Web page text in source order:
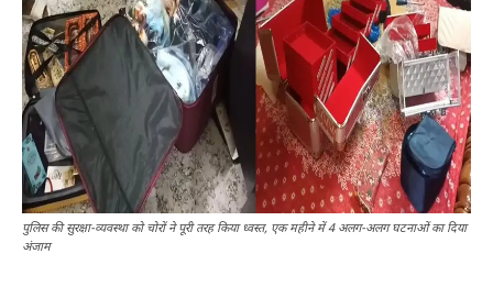
पुलिस की सुरक्षा-व्यवस्था को चोरों ने पूरी तरह किया ध्वस्त, एक महीने में 4 अलग-अलग घटनाओं का दिया
अंजाम